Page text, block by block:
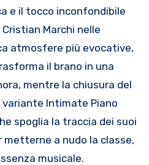
e il tocco inconfondibile
Marchi nelle
atmosfere più evocative,
il brano in una
mentre la chiusura del
Intimate Piano
spoglia la traccia dei suoi
a nudo la classe,
musicale.